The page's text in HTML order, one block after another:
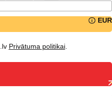
EUR
Privātuma politikai.